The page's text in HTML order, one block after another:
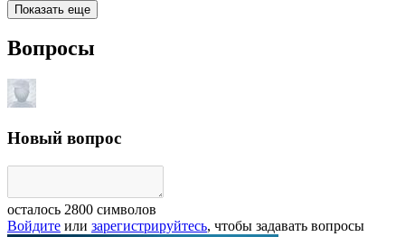
Показать еще
Вопросы
Новый вопрос
осталось 2800 символов
Войдите или зарегистрируйтесь, чтобы задавать вопросы